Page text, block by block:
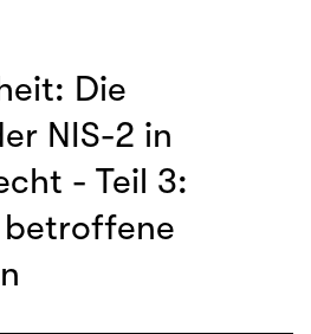
Die
NIS-2 in
- Teil 3: